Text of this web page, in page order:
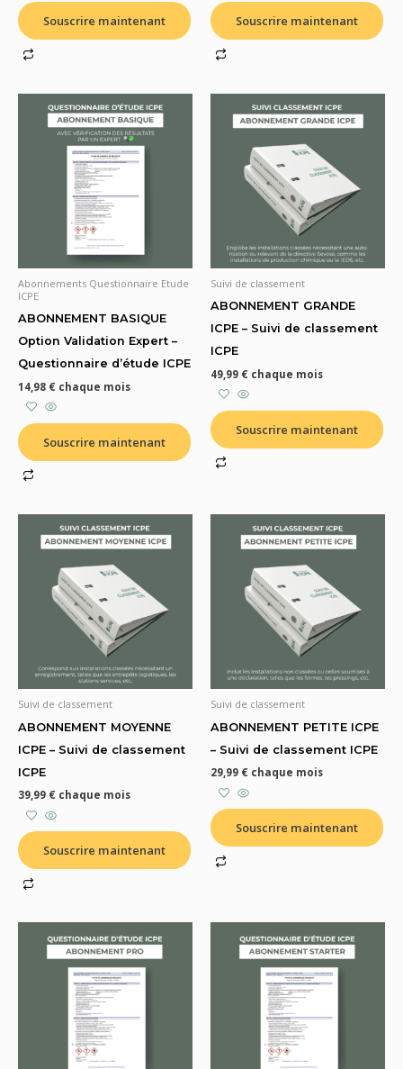
Souscrire maintenant Souscrire maintenant
Abonnements Questionnaire Etude
ICPE
ABONNEMENT BASIQUE
Option Validation Expert –
Questionnaire d’étude ICPE
14,98 € chaque mois
Souscrire maintenant
Suivi de classement
ABONNEMENT GRANDE
ICPE – Suivi de classement
ICPE
49,99 € chaque mois
Souscrire maintenant
Suivi de classement
ABONNEMENT MOYENNE
ICPE – Suivi de classement
ICPE
39,99 € chaque mois
Souscrire maintenant
Suivi de classement
ABONNEMENT PETITE ICPE
– Suivi de classement ICPE
29,99 € chaque mois
Souscrire maintenant